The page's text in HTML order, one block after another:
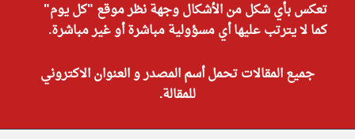
تعكس بأي شكل من الأشكال وجهة نظر موقع "كل يوم"
كما لا يترتب عليها أي مسؤولية مباشرة أو غير مباشرة.
جميع المقالات تحمل أسم المصدر و العنوان الاكتروني
للمقالة.